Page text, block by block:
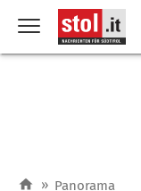
» Panorama